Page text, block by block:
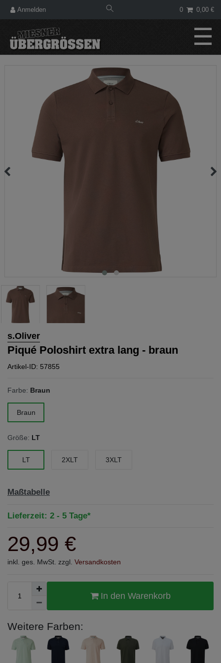
Anmelden 0 0,00 €
☰
s.Oliver
Piqué Poloshirt extra lang - braun
Artikel-ID: 57855
Farbe: Braun
Braun
Größe: LT
LT 2XLT 3XLT
Maßtabelle
Lieferzeit: 2 - 5 Tage*
29,99 €
inkl. ges. MwSt. zzgl. Versandkosten
In den Warenkorb
Weitere Farben: